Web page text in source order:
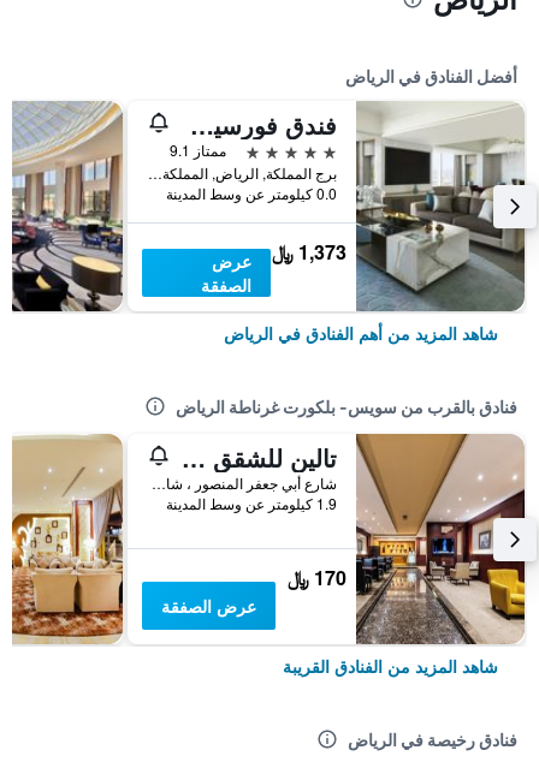
أفضل الفنادق في الرياض
فندق فورسيزونز الرياض
5 نجوم
ممتاز 9.1
برج المملكة, الرياض, المملكة العربية السعودية
0.0 كيلومتر عن وسط المدينة
1,373 ﷼
عرض
الصفقة
شاهد المزيد من أهم الفنادق في الرياض
فنادق بالقرب من سويس- بلكورت غرناطة الرياض
تالين للشقق المخدومة غرناطة
شارع أبي جعفر المنصور ، شارع غرناطة, الرياض, المملكة العربية السعودية
1.9 كيلومتر عن وسط المدينة
170 ﷼
عرض الصفقة
شاهد المزيد من الفنادق القريبة
فنادق رخيصة في الرياض